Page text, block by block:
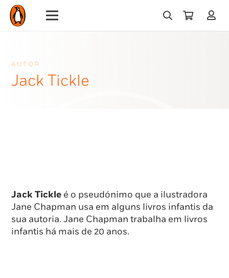
AUTOR
Jack Tickle
Jack Tickle é o pseudónimo que a ilustradora
Jane Chapman usa em alguns livros infantis da
sua autoria. Jane Chapman trabalha em livros
infantis há mais de 20 anos.